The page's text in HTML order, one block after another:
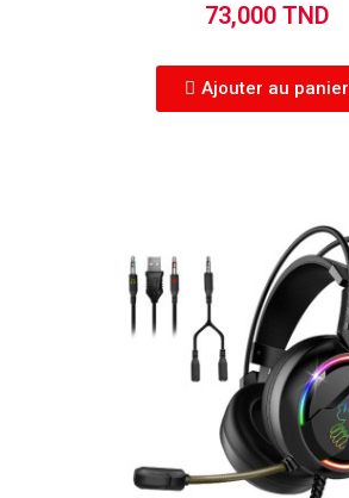
73,000 TND
Ajouter au panier